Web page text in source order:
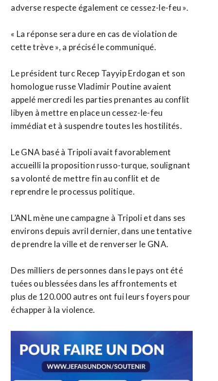
adverse respecte également ce cessez-le-feu ».
« La réponse sera dure en cas de violation de
cette trève », a précisé le communiqué.
Le président turc Recep Tayyip Erdogan et son
homologue russe Vladimir Poutine avaient
appelé mercredi les parties prenantes au conflit
libyen à mettre en place un cessez-le-feu
immédiat et à suspendre toutes les hostilités.
Le GNA basé à Tripoli avait favorablement
accueilli la proposition russo-turque, soulignant
sa volonté de mettre fin au conflit et de
reprendre le processus politique.
L’ANL mène une campagne à Tripoli et dans ses
environs depuis avril dernier, dans une tentative
de prendre la ville et de renverser le GNA.
Des milliers de personnes dans le pays ont été
tuées ou blessées dans les affrontements et
plus de 120.000 autres ont fui leurs foyers pour
échapper à la violence.